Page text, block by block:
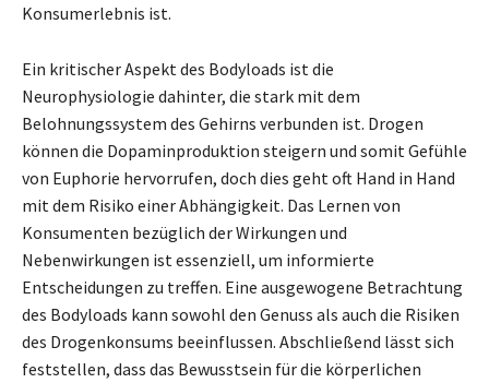
Konsumerlebnis ist.
Ein kritischer Aspekt des Bodyloads ist die
Neurophysiologie dahinter, die stark mit dem
Belohnungssystem des Gehirns verbunden ist. Drogen
können die Dopaminproduktion steigern und somit Gefühle
von Euphorie hervorrufen, doch dies geht oft Hand in Hand
mit dem Risiko einer Abhängigkeit. Das Lernen von
Konsumenten bezüglich der Wirkungen und
Nebenwirkungen ist essenziell, um informierte
Entscheidungen zu treffen. Eine ausgewogene Betrachtung
des Bodyloads kann sowohl den Genuss als auch die Risiken
des Drogenkonsums beeinflussen. Abschließend lässt sich
feststellen, dass das Bewusstsein für die körperlichen